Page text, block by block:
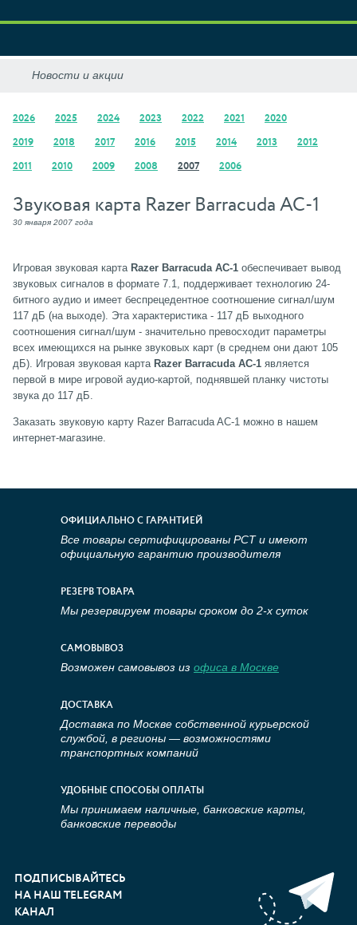
2026 2025 2024 2023 2022 2021 2020
2019 2018 2017 2016 2015 2014 2013 2012
2011 2010 2009 2008 2007 2006
Звуковая карта Razer Barracuda AC-1
30 января 2007 года
Игровая звуковая карта Razer Barracuda AC-1 обеспечивает вывод
звуковых сигналов в формате 7.1, поддерживает технологию 24-
битного аудио и имеет беспрецедентное соотношение сигнал/шум
117 дБ (на выходе). Эта характеристика - 117 дБ выходного
соотношения сигнал/шум - значительно превосходит параметры
всех имеющихся на рынке звуковых карт (в среднем они дают 105
дБ). Игровая звуковая карта Razer Barracuda AC-1 является
первой в мире игровой аудио-картой, поднявшей планку чистоты
звука до 117 дБ.
Заказать звуковую карту Razer Barracuda AC-1 можно в нашем
интернет-магазине.
ОФИЦИАЛЬНО С ГАРАНТИЕЙ
Все товары сертифицированы РСТ и имеют
официальную гарантию производителя
РЕЗЕРВ ТОВАРА
Мы резервируем товары сроком до 2-х суток
САМОВЫВОЗ
Возможен самовывоз из офиса в Москве
ДОСТАВКА
Доставка по Москве собственной курьерской
службой, в регионы — возможностями
транспортных компаний
УДОБНЫЕ СПОСОБЫ ОПЛАТЫ
Мы принимаем наличные, банковские карты,
банковские переводы
ПОДПИСЫВАЙТЕСЬ
НА НАШ TELEGRAM
КАНАЛ